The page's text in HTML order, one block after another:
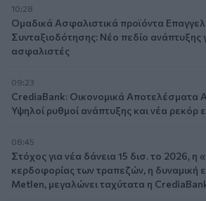
10:28
Ομαδικά Ασφαλιστικά προϊόντα
Συνταξιοδότησης: Νέο πεδίο ανάπτυξης
ασφαλιστές
09:23
CrediaBank: Οικονομικά Αποτελέσματα
Υψηλοί ρυθμοί ανάπτυξης και νέα ρεκόρ
08:45
Στόχος για νέα δάνεια 15 δισ. το 2026, η
κερδοφορίας των τραπεζών, η δυναμική
Metlen, μεγαλώνει ταχύτατα η